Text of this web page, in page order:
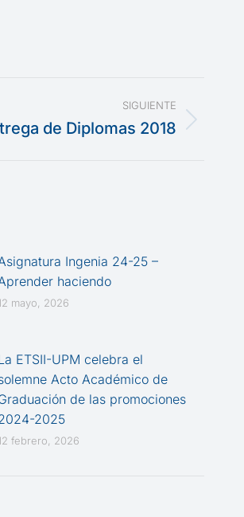
SIGUIENTE
de Diplomas 2018
Ingenia 24-25 –
haciendo
mayo, 2026
ETSII-UPM celebra el
Acto Académico de
de las promociones
2025
febrero, 2026